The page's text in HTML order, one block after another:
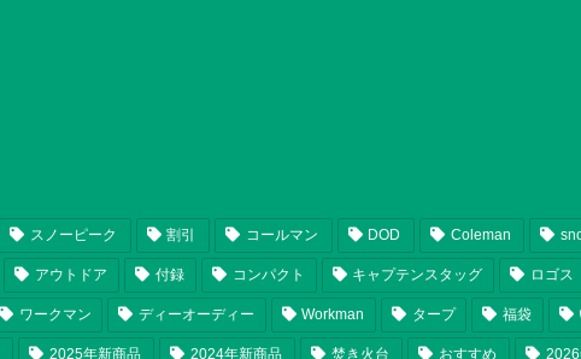
スノーピーク 割引 コールマン DOD Coleman
アウトドア 付録 コンパクト キャプテンスタッグ ロゴス
ワークマン ディーオーディー Workman タープ 福袋
2025年新商品 2024年新商品 焚き火台 おすすめ